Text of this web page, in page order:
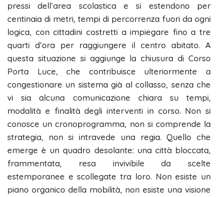
pressi dell’area scolastica e si estendono per
centinaia di metri, tempi di percorrenza fuori da ogni
logica, con cittadini costretti a impiegare fino a tre
quarti d’ora per raggiungere il centro abitato. A
questa situazione si aggiunge la chiusura di Corso
Porta Luce, che contribuisce ulteriormente a
congestionare un sistema già al collasso, senza che
vi sia alcuna comunicazione chiara su tempi,
modalità e finalità degli interventi in corso. Non si
conosce un cronoprogramma, non si comprende la
strategia, non si intravede una regia. Quello che
emerge è un quadro desolante: una città bloccata,
frammentata, resa invivibile da scelte
estemporanee e scollegate tra loro. Non esiste un
piano organico della mobilità, non esiste una visione